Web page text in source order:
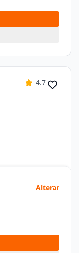
4.7
Alterar